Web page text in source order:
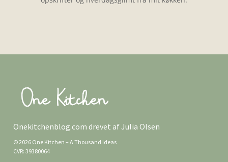
Onekitchenblog.com drevet af Julia Olsen
© 2026 One Kitchen – A Thousand Ideas
CVR: 39380064